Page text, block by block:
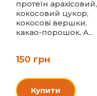
протеїн арахісовий,
кокосовий цукор,
кокосові вершки,
какао-порошок, A...
150 грн
Купити